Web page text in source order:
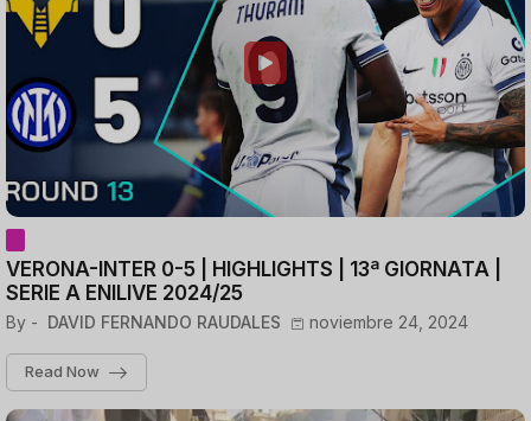
VERONA-INTER 0-5 | HIGHLIGHTS | 13ª GIORNATA |
SERIE A ENILIVE 2024/25
By - DAVID FERNANDO RAUDALES noviembre 24, 2024
Read Now